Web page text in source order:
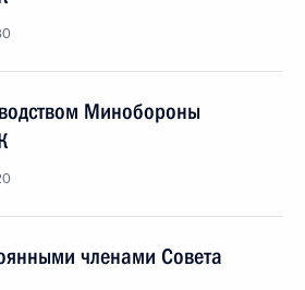
Минобороны
членами Совета